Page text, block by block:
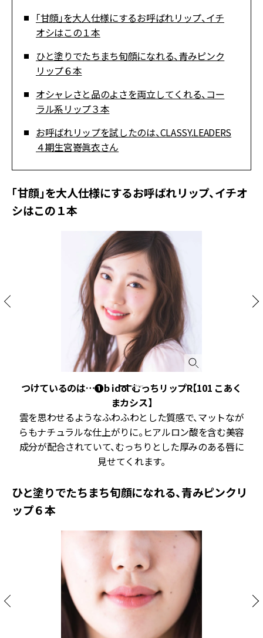
「甘顔」を大人仕様にするお呼ばれリップ、イチ
オシはこの１本
ひと塗りでたちまち旬顔になれる、青みピンク
リップ６本
オシャレさと品のよさを両立してくれる、コー
ラル系リップ３本
お呼ばれリップを試したのは、CLASSY.LEADERS
４期生宮嵜眞衣さん
「甘顔」を大人仕様にするお呼ばれリップ、イチオ
シはこの１本
つけているのは…❶b idol むっちリップR【101 こあく
まカシス】
雲を思わせるようなふわふわとした質感で、マットなが
らもナチュラルな仕上がりに。ヒアルロン酸を含む美容
成分が配合されていて、むっちりとした厚みのある唇に
見せてくれます。
ひと塗りでたちまち旬顔になれる、青みピンクリ
ップ６本